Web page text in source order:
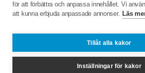
för att förbättra och anpassa innehållet. Vi
att kunna erbjuda anpassade annonser. Läs
Tillåt alla kakor
Inställningar för kakor
C/o:Karl W Sjölin